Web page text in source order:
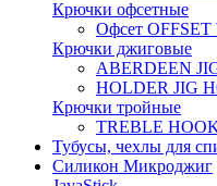
Крючки офсетные
Офсет
Крючки джиговые
ABERDEEN
HOLDER JIG
Крючки тройные
TREBLE
Тубусы, чехлы для
Силикон Микроджиг